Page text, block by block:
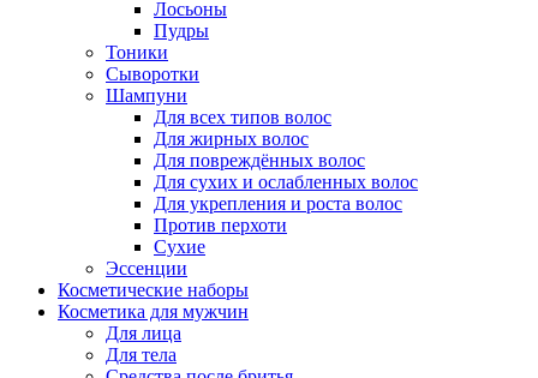
Лосьоны
Пудры
Тоники
Сыворотки
Шампуни
Для всех типов волос
Для жирных волос
Для повреждённых волос
Для сухих и ослабленных волос
Для укрепления и роста волос
Против перхоти
Сухие
Эссенции
Косметические наборы
Косметика для мужчин
Для лица
Для тела